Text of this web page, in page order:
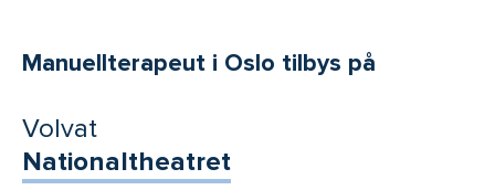
Manuellterapeut i Oslo tilbys på
Volvat
Nationaltheatret